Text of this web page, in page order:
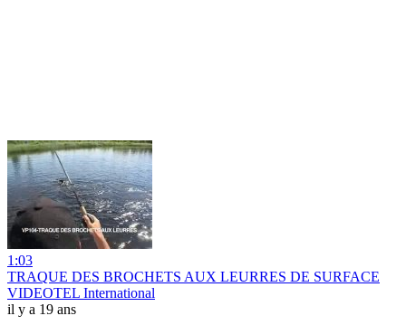
1:03
TRAQUE DES BROCHETS AUX LEURRES DE SURFACE
VIDEOTEL International
il y a 19 ans